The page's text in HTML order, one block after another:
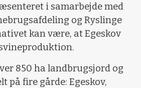
i samarbejde med
og Ryslinge
kan være, at Egeskov
850 ha landbrugsjord og
på fire gårde: Egeskov,